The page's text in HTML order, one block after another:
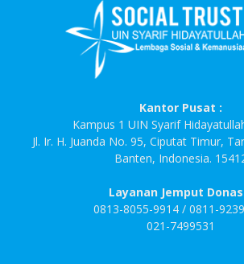
Kantor Pusat :
Kampus 1 UIN Syarif
Jl. Ir. H. Juanda No. 95, Ciputat Timur,
Banten, Indonesia.
Layanan Jemput
0813-8055-9914 / 0811-
021-7499531